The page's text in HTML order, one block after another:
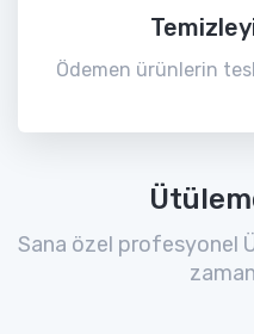
Ödemen ürünlerin
Sana özel profesyonel